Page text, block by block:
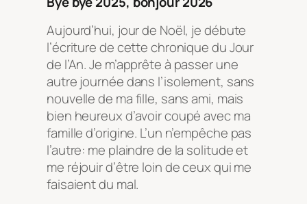
Aujourd’hui, jour de Noël, je débute
l’écriture de cette chronique du Jour
de l’An. Je m’apprête à passer une
autre journée dans l’isolement, sans
nouvelle de ma fille, sans ami, mais
bien heureux d’avoir coupé avec ma
famille d’origine. L’un n’empêche pas
l’autre: me plaindre de la solitude et
me réjouir d’être loin de ceux qui me
faisaient du mal.